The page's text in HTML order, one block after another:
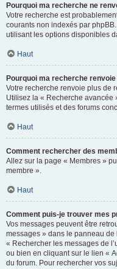
Pourquoi ma recherche ne
Votre recherche est
courants non indexés par
utilisant les options disponibles
Haut
Pourquoi ma recherche
Votre recherche renvoie plus de
Utilisez la « Recherche avancée
termes utilisés et des forums
Haut
Comment rechercher des
Allez sur la page « Membres »
membre ».
Haut
Comment puis-je trouver mes
Vos messages peuvent être
messages » dans le panneau de
« Rechercher les messages de
ou bien en cliquant sur le lien «
du forum. Pour rechercher vos